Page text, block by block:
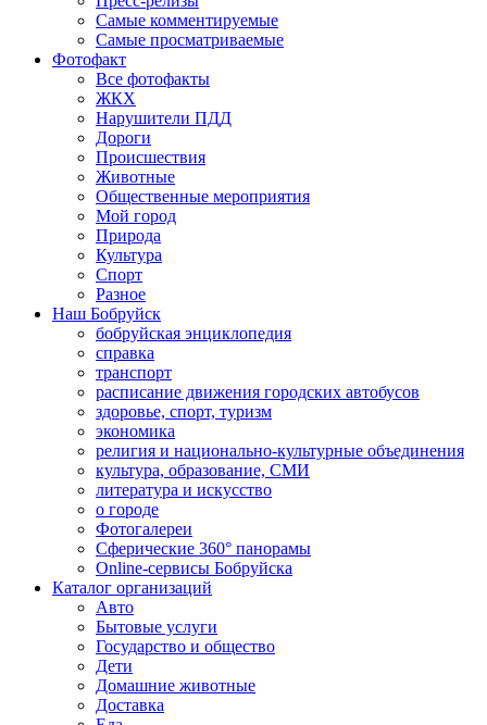
Самые комментируемые
Самые просматриваемые
Фотофакт
Все фотофакты
ЖКХ
Нарушители ПДД
Дороги
Происшествия
Животные
Общественные мероприятия
Мой город
Природа
Культура
Спорт
Разное
Наш Бобруйск
бобруйская энциклопедия
справка
транспорт
расписание движения городских автобусов
здоровье, спорт, туризм
экономика
религия и национально-культурные объединения
культура, образование, СМИ
литература и искусство
о городе
Фотогалереи
Сферические 360° панорамы
Online-сервисы Бобруйска
Каталог организаций
Авто
Бытовые услуги
Государство и общество
Дети
Домашние животные
Доставка